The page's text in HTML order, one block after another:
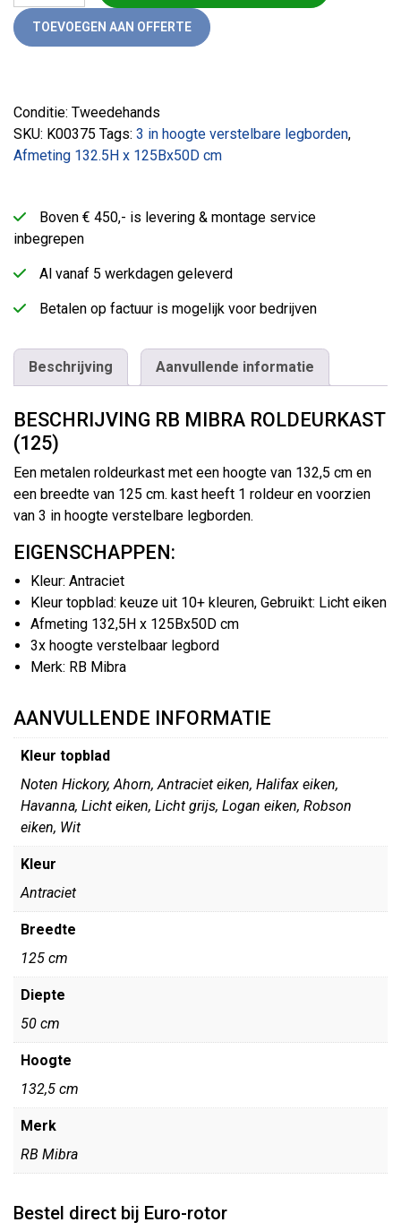
TOEVOEGEN AAN OFFERTE
Conditie: Tweedehands
SKU: K00375 Tags: 3 in hoogte verstelbare legborden,
Afmeting 132.5H x 125Bx50D cm
Boven € 450,- is levering & montage service
inbegrepen
Al vanaf 5 werkdagen geleverd
Betalen op factuur is mogelijk voor bedrijven
Beschrijving Aanvullende informatie
BESCHRIJVING RB MIBRA ROLDEURKAST
(125)
Een metalen roldeurkast met een hoogte van 132,5 cm en
een breedte van 125 cm. kast heeft 1 roldeur en voorzien
van 3 in hoogte verstelbare legborden.
EIGENSCHAPPEN:
Kleur: Antraciet
Kleur topblad: keuze uit 10+ kleuren, Gebruikt: Licht eiken
Afmeting 132,5H x 125Bx50D cm
3x hoogte verstelbaar legbord
Merk: RB Mibra
AANVULLENDE INFORMATIE
Kleur topblad
Noten Hickory, Ahorn, Antraciet eiken, Halifax eiken,
Havanna, Licht eiken, Licht grijs, Logan eiken, Robson
eiken, Wit
Kleur
Antraciet
Breedte
125 cm
Diepte
50 cm
Hoogte
132,5 cm
Merk
RB Mibra
Bestel direct bij Euro-rotor